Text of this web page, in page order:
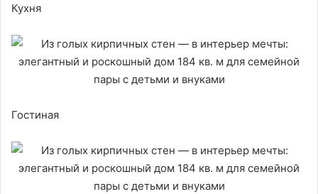
Кухня
Гостиная